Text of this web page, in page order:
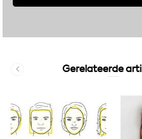
Gerelateerde